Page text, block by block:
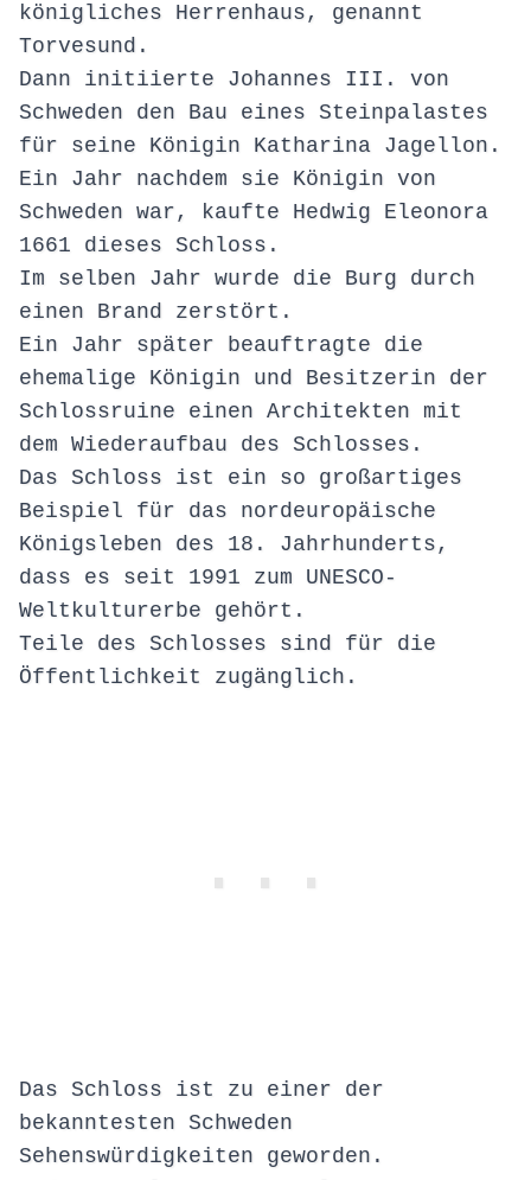
königliches Herrenhaus, genannt
Torvesund.
Dann initiierte Johannes III. von
Schweden den Bau eines Steinpalastes
für seine Königin Katharina Jagellon.
Ein Jahr nachdem sie Königin von
Schweden war, kaufte Hedwig Eleonora
1661 dieses Schloss.
Im selben Jahr wurde die Burg durch
einen Brand zerstört.
Ein Jahr später beauftragte die
ehemalige Königin und Besitzerin der
Schlossruine einen Architekten mit
dem Wiederaufbau des Schlosses.
Das Schloss ist ein so großartiges
Beispiel für das nordeuropäische
Königsleben des 18. Jahrhunderts,
dass es seit 1991 zum UNESCO-
Weltkulturerbe gehört.
Teile des Schlosses sind für die
Öffentlichkeit zugänglich.
Das Schloss ist zu einer der
bekanntesten Schweden
Sehenswürdigkeiten geworden.